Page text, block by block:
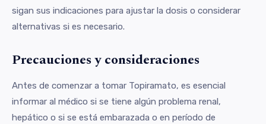
sigan sus indicaciones para ajustar la dosis o considerar
alternativas si es necesario.
Precauciones y consideraciones
Antes de comenzar a tomar Topiramato, es esencial
informar al médico si se tiene algún problema renal,
hepático o si se está embarazada o en período de